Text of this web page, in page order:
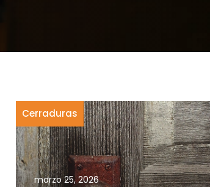
Cerraduras
marzo 25, 2026